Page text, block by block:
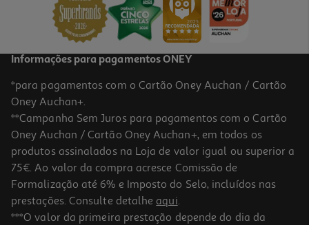
Informações para pagamentos ONEY
*para pagamentos com o Cartão Oney Auchan / Cartão
Oney Auchan+.
**Campanha Sem Juros para pagamentos com o Cartão
Oney Auchan / Cartão Oney Auchan+, em todos os
produtos assinalados na Loja de valor igual ou superior a
75€. Ao valor da compra acresce Comissão de
Formalização até 6% e Imposto do Selo, incluídos nas
prestações. Consulte detalhe aqui.
***O valor da primeira prestação depende do dia da